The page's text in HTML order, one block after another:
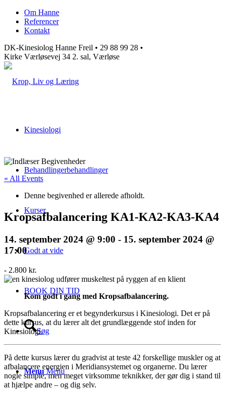
Om Hanne
Referencer
Kontakt
DK-Kinesiolog Hanne Freil • 29 88 99 28 •
Kirke Værløsevej 34 2. sal, Værløse
Kinesiologi
Behandlingerbehandlinger
Kurser
Godt at vide
BOOK DIN TID
Søg
Menu Menu
« All Events
Denne begivenhed er allerede afholdt.
Kropsafbalancering KA1-KA2-KA3-KA4
14. september 2024 @ 9:00 - 15. september 2024 @
17:00
- 2.800 kr.
Kom godt i gang med Kropsafbalancering.
Kropsafbalancering er et begynderkursus i Kinesiologi. Det er på
dette kursus, at du lærer alt det grundlæggende stof inden for
Kinesiologi.
På dette kursus lærer du gradvist at teste 42 forskellige muskler og at
afbalancere energien i Meridiansystemet og organerne. Du lærer
nogle simple, men meget virksomme teknikker, der gør dig i stand til
at hjælpe andre – og dig selv.